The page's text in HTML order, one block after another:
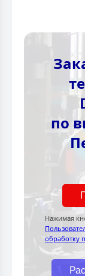
по
Нажимая
обработку